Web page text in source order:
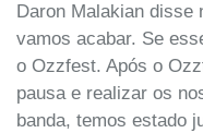
Daron Malakian disse
vamos acabar. Se
o Ozzfest. Após o
pausa e realizar os
banda, temos estado